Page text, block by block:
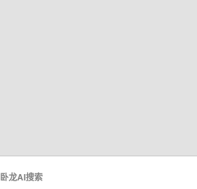
卧龙AI搜索